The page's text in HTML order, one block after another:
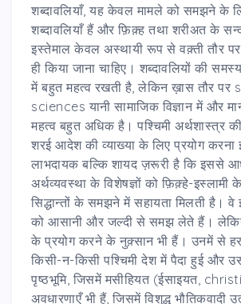
शब्दावलियाँ, यह केवल मामले को समझने के
शब्दावलियाँ हैं और फ़िक़्ह तथा शरीअत के
इस्तेमाल केवल अस्थायी रूप से वक़्ती तौर
ही किया जाना चाहिए। शब्दावलियों की
में बहुत महत्व रखती है, लेकिन ख़ास तौर पर
sciences यानी सामाजिक विज्ञान में और
महत्व बहुत अधिक है। पश्चिमी अर्थशास्त्र की
शरई आदेश की व्याख्या के लिए प्रयोग करना
लाभदायक बल्कि शायद ज़रूरी है कि इससे
अर्थव्यवस्था के विशेषज्ञों को फ़िक़्हे-इस्लामी
सिद्धान्तों के समझने में सहायता मिलती है। वे
को आसानी और जल्दी से समझ लेते हैं। लेकिन
के प्रयोग करने के नुक़्सान भी हैं। उनमें से हर
किसी-न-किसी पश्चिमी देश में पैदा हुई और
पृष्ठभूमि, जिसमें मसीहियत (ईसाइयत,
अवधारणाएँ भी हैं, जिसमें विशुद्ध भौतिकवादी